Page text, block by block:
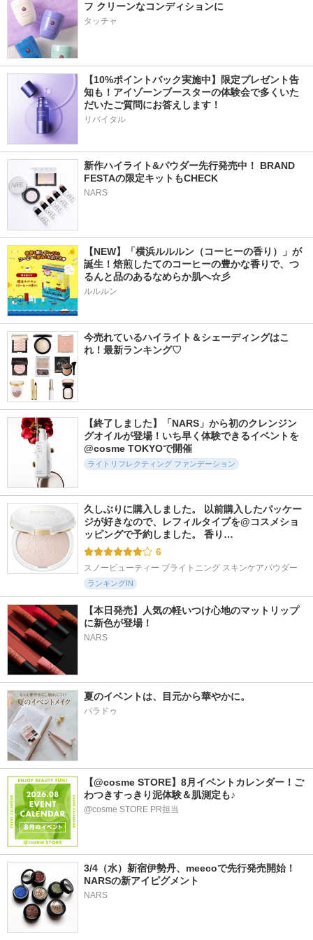
フ クリーンなコンディションに
タッチャ
【10%ポイントバック実施中】限定プレゼント告
知も！アイゾーンブースターの体験会で多くいた
だいたご質問にお答えします！
リバイタル
新作ハイライト&パウダー先行発売中！ BRAND
FESTAの限定キットもCHECK
NARS
【NEW】「横浜ルルルン（コーヒーの香り）」が
誕生！焙煎したてのコーヒーの豊かな香りで、つ
るんと品のあるなめらか肌へ☆彡
ルルルン
今売れているハイライト＆シェーディングはこ
れ！最新ランキング♡
【終了しました】「NARS」から初のクレンジン
グオイルが登場！いち早く体験できるイベントを
@cosme TOKYOで開催
ライトリフレクティング ファンデーション
久しぶりに購入しました。 以前購入したパッケー
ジが好きなので、レフィルタイプを@コスメショ
ッピングで予約しました。 香り…
6
スノービューティー ブライトニング スキンケアパウダー
ランキングIN
【本日発売】人気の軽いつけ心地のマットリップ
に新色が登場！
NARS
夏のイベントは、目元から華やかに。
パラドゥ
【@cosme STORE】8月イベントカレンダー！ご
わつきすっきり泥体験＆肌測定も♪
@cosme STORE PR担当
3/4（水）新宿伊勢丹、meecoで先行発売開始！
NARSの新アイピグメント
NARS